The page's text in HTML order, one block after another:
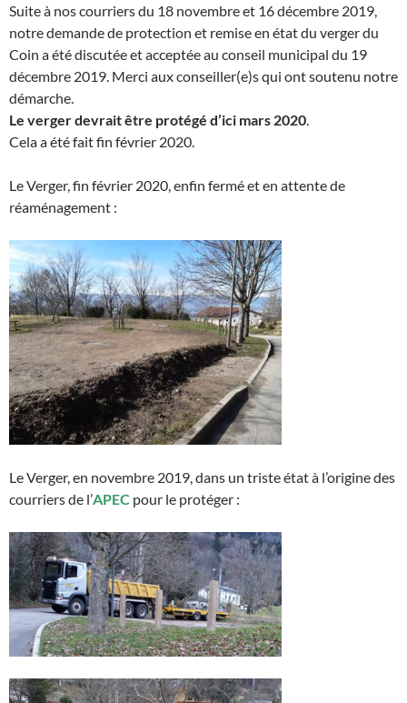
Suite à nos courriers du 18 novembre et 16 décembre 2019,
notre demande de protection et remise en état du verger du
Coin a été discutée et acceptée au conseil municipal du 19
décembre 2019. Merci aux conseiller(e)s qui ont soutenu notre
démarche.
Le verger devrait être protégé d’ici mars 2020
Cela a été fait fin février 2020.
Le Verger, fin février 2020, enfin fermé et en attente de
réaménagement :
Le Verger, en novembre 2019, dans un triste état à l’origine des
courriers de l’APEC pour le protéger :